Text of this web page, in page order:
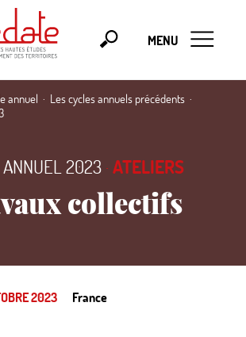
MENU
annuel
Les cycles annuels précédents
ANNUEL 2023· ATELIERS
collectifs
2023 France